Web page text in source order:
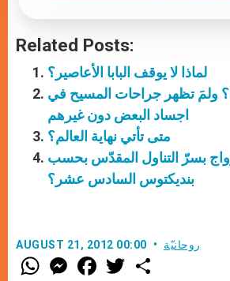
Related Posts:
لماذا لا يوقف البابا الأعاصير؟
ولمَ تظهر جراحات المسيح في
اجساد البعض دون غيرهم
متى تأتي نهاية العالم؟
بسرّ التناول المقدّس بحسب
بنديكتوس السادس عشر؟
AUGUST 21, 2012 00:00 روحانيّة
W
h
M
e
F
a w